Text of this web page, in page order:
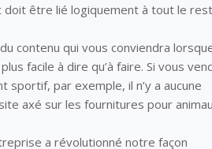
être lié logiquement à tout le
contenu qui vous conviendra
facile à dire qu’à faire. Si vous
sportif, par exemple, il n’y a aucune
axé sur les fournitures pour
a révolutionné notre façon